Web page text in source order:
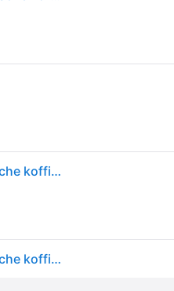
Eureka mignon silent range specialità 15bl grey elektrische koffiemolen
Eureka mignon silent range specialità 15bl grey elektrische koffiemolen